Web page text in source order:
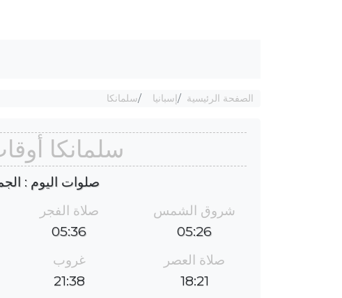
الصفحة الرئيسية إسبانيا سلمانكا
سلمانكا
صلوات اليوم : الجمعة، 7
شروق الشمس
05:26
صلاة الفجر
05:36
صلاة العصر
18:21
غروب
21:38